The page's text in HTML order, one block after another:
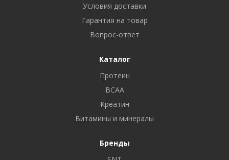
Условия доставки
Гарантия на товар
Вопрос-ответ
Каталог
Протеин
BCAA
Креатин
Витамины и минералы
Бренды